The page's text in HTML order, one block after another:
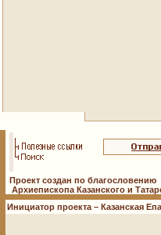
Проект создан по благословению
Архиепископа Казанского и
Инициатор проекта – Казанская